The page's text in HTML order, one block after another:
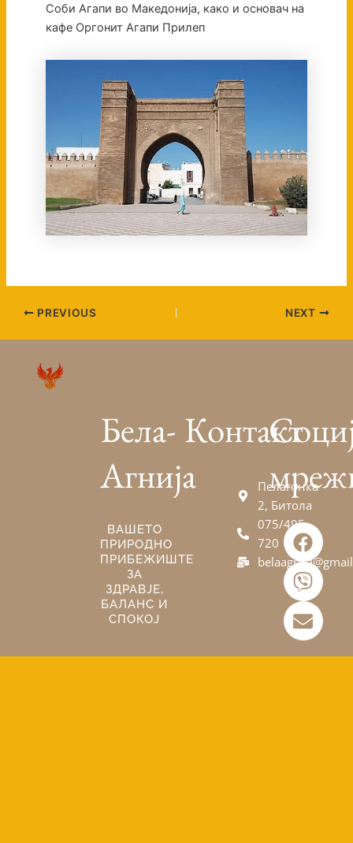
Соби Агапи во Македонија, како и основач на
кафе Оргонит Агапи Прилеп
PREVIOUS NEXT
Бела-
Агнија
ВАШЕТО
ПРИРОДНО
ПРИБЕЖИШТЕ
ЗА
ЗДРАВЈЕ,
БАЛАНС И
СПОКОЈ
Контакт
Пелагонка
2, Битола
075/495-
720
F
a
c
e
b
o
V
i
b
e
r
E
n
v
e
l
o